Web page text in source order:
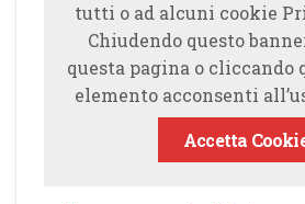
tutti o ad alcuni cookie
Chiudendo questo
questa pagina o cliccando
elemento acconsenti
Accetta